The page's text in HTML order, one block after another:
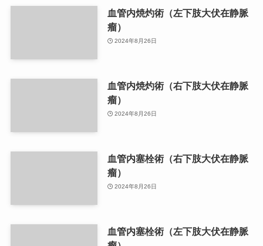
血管内焼灼術（左下肢大伏在静脈
瘤）
2024年8月26日
血管内焼灼術（右下肢大伏在静脈
瘤）
2024年8月26日
血管内塞栓術（右下肢大伏在静脈
瘤）
2024年8月26日
血管内塞栓術（左下肢大伏在静脈